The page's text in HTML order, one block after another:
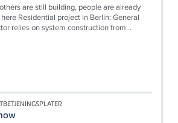
are still building, people are already
Residential project in Berlin: General
relies on system construction from...